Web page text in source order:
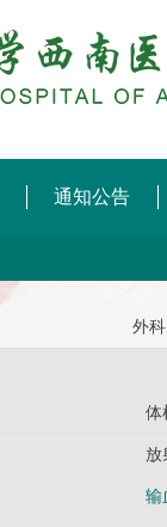
通知公告
外科
体
放
输